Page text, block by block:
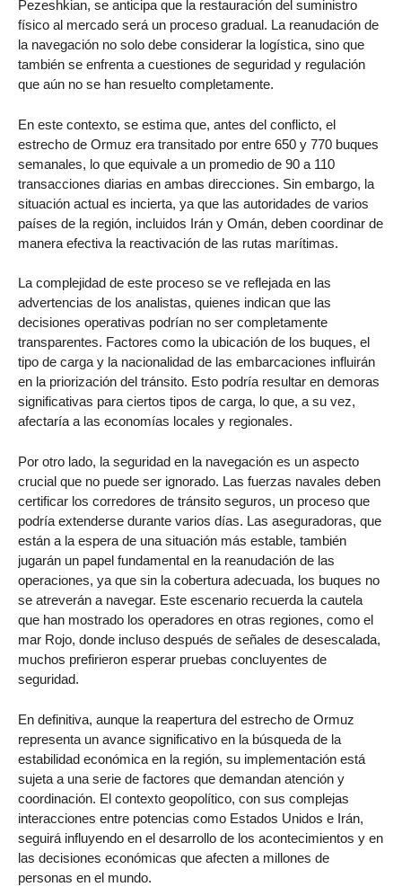
Pezeshkian, se anticipa que la restauración del suministro
físico al mercado será un proceso gradual. La reanudación de
la navegación no solo debe considerar la logística, sino que
también se enfrenta a cuestiones de seguridad y regulación
que aún no se han resuelto completamente.
En este contexto, se estima que, antes del conflicto, el
estrecho de Ormuz era transitado por entre 650 y 770 buques
semanales, lo que equivale a un promedio de 90 a 110
transacciones diarias en ambas direcciones. Sin embargo, la
situación actual es incierta, ya que las autoridades de varios
países de la región, incluidos Irán y Omán, deben coordinar de
manera efectiva la reactivación de las rutas marítimas.
La complejidad de este proceso se ve reflejada en las
advertencias de los analistas, quienes indican que las
decisiones operativas podrían no ser completamente
transparentes. Factores como la ubicación de los buques, el
tipo de carga y la nacionalidad de las embarcaciones influirán
en la priorización del tránsito. Esto podría resultar en demoras
significativas para ciertos tipos de carga, lo que, a su vez,
afectaría a las economías locales y regionales.
Por otro lado, la seguridad en la navegación es un aspecto
crucial que no puede ser ignorado. Las fuerzas navales deben
certificar los corredores de tránsito seguros, un proceso que
podría extenderse durante varios días. Las aseguradoras, que
están a la espera de una situación más estable, también
jugarán un papel fundamental en la reanudación de las
operaciones, ya que sin la cobertura adecuada, los buques no
se atreverán a navegar. Este escenario recuerda la cautela
que han mostrado los operadores en otras regiones, como el
mar Rojo, donde incluso después de señales de desescalada,
muchos prefirieron esperar pruebas concluyentes de
seguridad.
En definitiva, aunque la reapertura del estrecho de Ormuz
representa un avance significativo en la búsqueda de la
estabilidad económica en la región, su implementación está
sujeta a una serie de factores que demandan atención y
coordinación. El contexto geopolítico, con sus complejas
interacciones entre potencias como Estados Unidos e Irán,
seguirá influyendo en el desarrollo de los acontecimientos y en
las decisiones económicas que afecten a millones de
personas en el mundo.